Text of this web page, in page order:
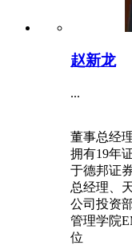
赵新龙
...
董事总经
拥有19年
于德邦证
总经理、
公司投资
管理学院
位